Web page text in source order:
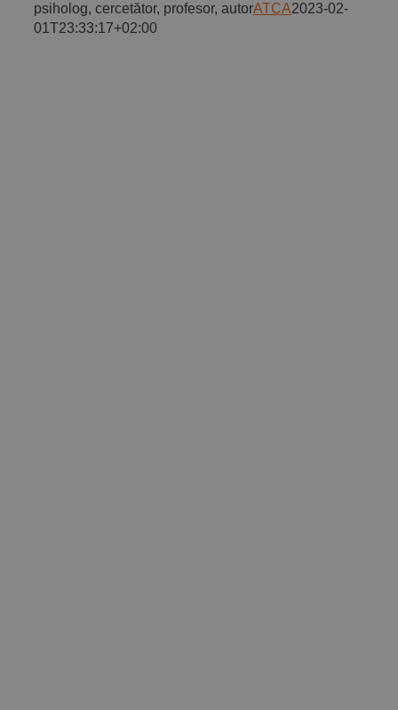
psiholog, cercetător, profesor, autorATCA2023-02-
01T23:33:17+02:00